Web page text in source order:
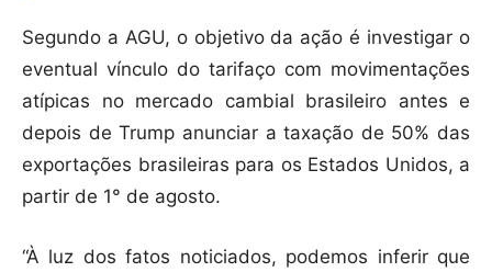
Segundo a AGU, o objetivo da ação é investigar o
eventual vínculo do tarifaço com movimentações
atípicas no mercado cambial brasileiro antes e
depois de Trump anunciar a taxação de 50% das
exportações brasileiras para os Estados Unidos, a
partir de 1° de agosto.
“À luz dos fatos noticiados, podemos inferir que